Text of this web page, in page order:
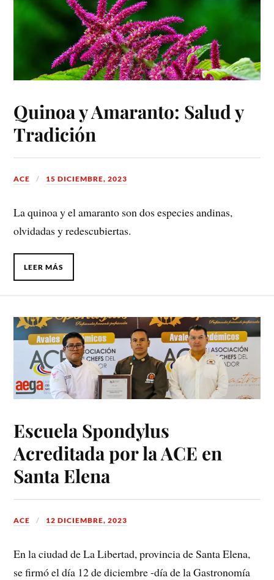
Quinoa y Amaranto: Salud y
Tradición
ACE 15 DICIEMBRE, 2023
La quinoa y el amaranto son dos especies andinas,
olvidadas y redescubiertas.
LEER MÁS
Escuela Spondylus
Acreditada por la ACE en
Santa Elena
ACE 12 DICIEMBRE, 2023
En la ciudad de La Libertad, provincia de Santa Elena,
se firmó el día 12 de diciembre -día de la Gastronomía